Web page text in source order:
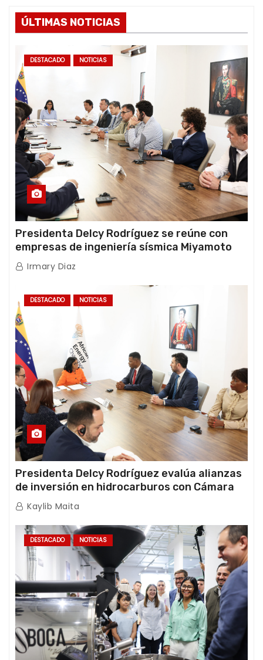
ÚLTIMAS NOTICIAS
DESTACADO NOTICIAS
Presidenta Delcy Rodríguez se reúne con
empresas de ingeniería sísmica Miyamoto
International y TFI Solutions
Irmary Diaz
DESTACADO NOTICIAS
Presidenta Delcy Rodríguez evalúa alianzas
de inversión en hidrocarburos con Cámara
Africana de Energía
Kaylib Maita
DESTACADO NOTICIAS